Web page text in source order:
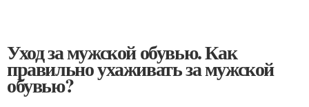
Уход за мужской обувью. Как
правильно ухаживать за мужской
обувью?